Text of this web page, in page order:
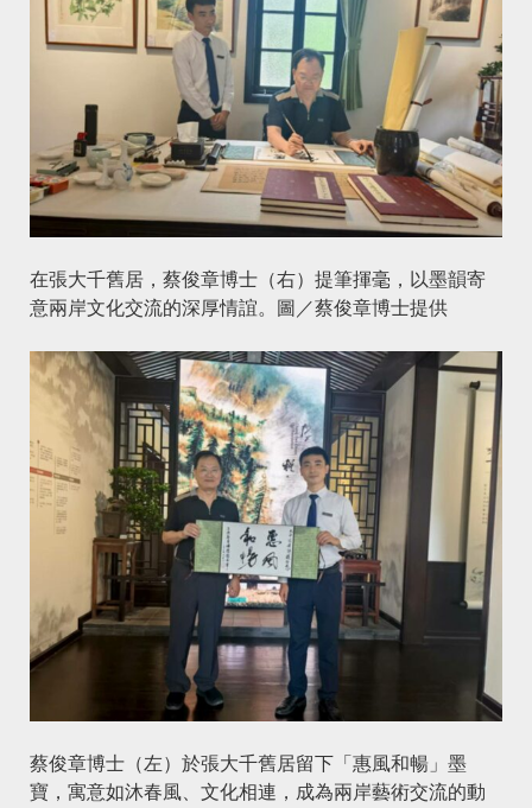
在張大千舊居，蔡俊章博士（右）提筆揮毫，以墨韻寄
意兩岸文化交流的深厚情誼。圖／蔡俊章博士提供
蔡俊章博士（左）於張大千舊居留下「惠風和暢」墨
寶，寓意如沐春風、文化相連，成為兩岸藝術交流的動